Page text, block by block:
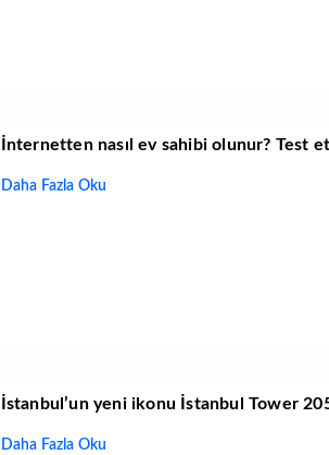
İnternetten nasıl ev sahibi olunur? Test
Daha Fazla Oku
İstanbul’un yeni ikonu İstanbul Tower
Daha Fazla Oku